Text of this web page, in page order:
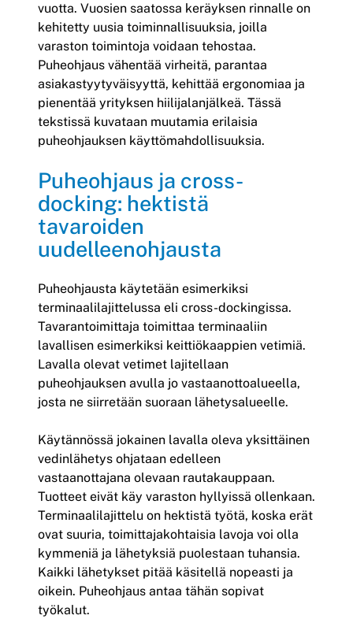
vuotta. Vuosien saatossa keräyksen rinnalle on
kehitetty uusia toiminnallisuuksia, joilla
varaston toimintoja voidaan tehostaa.
Puheohjaus vähentää virheitä, parantaa
asiakastyytyväisyyttä, kehittää ergonomiaa ja
pienentää yrityksen hiilijalanjälkeä. Tässä
tekstissä kuvataan muutamia erilaisia
puheohjauksen käyttömahdollisuuksia.
Puheohjaus ja cross-
docking: hektistä
tavaroiden
uudelleenohjausta
Puheohjausta käytetään esimerkiksi
terminaalilajittelussa eli cross-dockingissa.
Tavarantoimittaja toimittaa terminaaliin
lavallisen esimerkiksi keittiökaappien vetimiä.
Lavalla olevat vetimet lajitellaan
puheohjauksen avulla jo vastaanottoalueella,
josta ne siirretään suoraan lähetysalueelle.
Käytännössä jokainen lavalla oleva yksittäinen
vedinlähetys ohjataan edelleen
vastaanottajana olevaan rautakauppaan.
Tuotteet eivät käy varaston hyllyissä ollenkaan.
Terminaalilajittelu on hektistä työtä, koska erät
ovat suuria, toimittajakohtaisia lavoja voi olla
kymmeniä ja lähetyksiä puolestaan tuhansia.
Kaikki lähetykset pitää käsitellä nopeasti ja
oikein. Puheohjaus antaa tähän sopivat
työkalut.